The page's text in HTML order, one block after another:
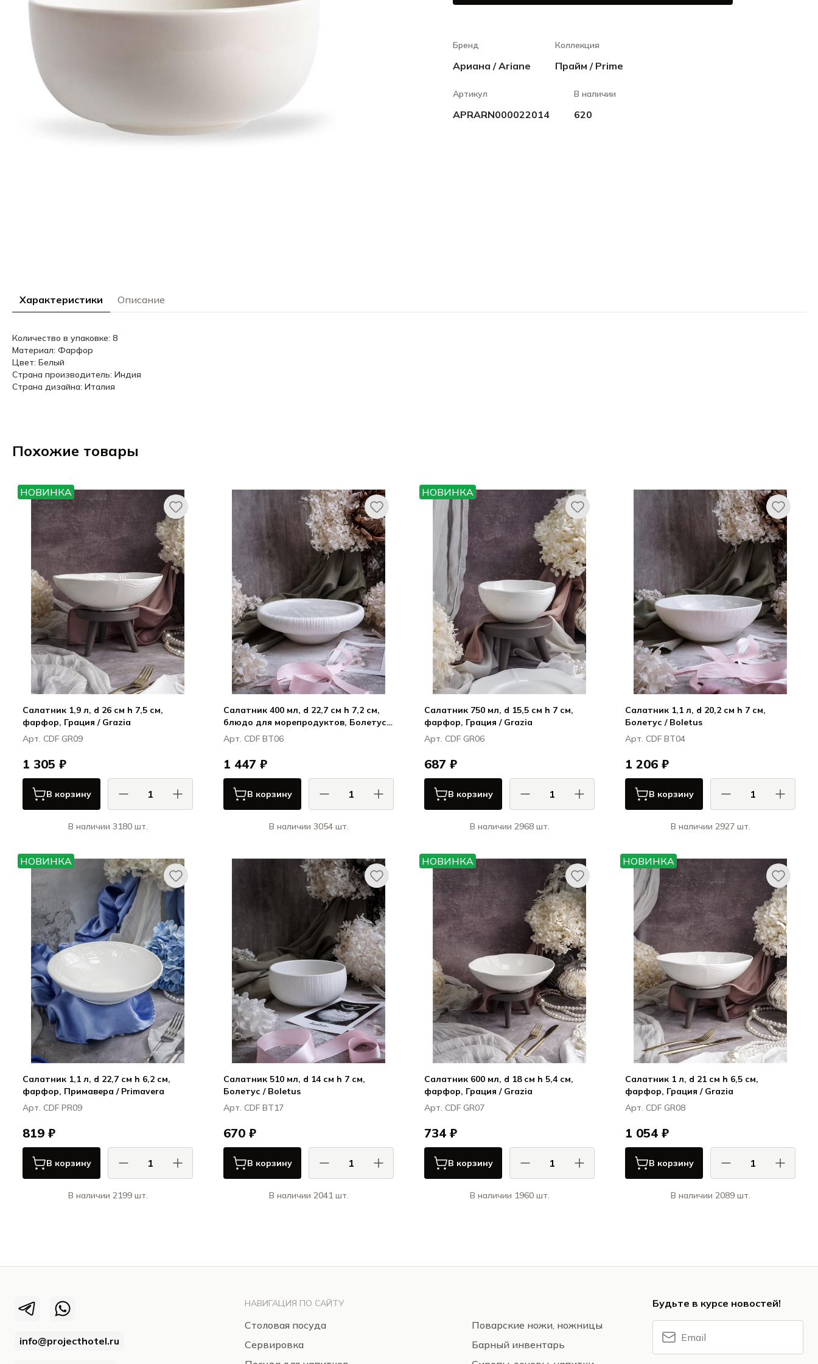
Все для гостиниц
Оборудование
Бренд
Ариана / Ariane
Коллекция
Прайм / Prime
Артикул
APRARN000022014
В наличии
620
Характеристики Описание
Количество в упаковке: 8
Материал: Фарфор
Цвет: Белый
Страна производитель: Индия
Страна дизайна: Италия
Похожие товары
НОВИНКА
Салатник 1,9 л, d 26 см h 7,5 см,
фарфор, Грация / Grazia
Арт. CDF GR09
1 305 ₽
В корзину
В наличии 3180 шт.
Грация / Grazia
Салатник 400 мл, d 22,7 см h 7,2 см,
блюдо для морепродуктов, Болетус /
Boletus
Арт. CDF BT06
1 447 ₽
В корзину
В наличии 3054 шт.
Болетус / Boletus
НОВИНКА
Салатник 750 мл, d 15,5 см h 7 см,
фарфор, Грация / Grazia
Арт. CDF GR06
687 ₽
В корзину
В наличии 2968 шт.
Грация / Grazia
Салатник 1,1 л, d 20,2 см h 7 см,
Болетус / Boletus
Арт. CDF BT04
1 206 ₽
В корзину
В наличии 2927 шт.
Болетус / Boletus
НОВИНКА
Салатник 1,1 л, d 22,7 см h 6,2 см,
фарфор, Примавера / Primavera
Арт. CDF PR09
819 ₽
В корзину
В наличии 2199 шт.
Салатник 510 мл, d 14 см h 7 см,
Болетус / Boletus
Арт. CDF BT17
670 ₽
В корзину
В наличии 2041 шт.
НОВИНКА
Салатник 600 мл, d 18 см h 5,4 см,
фарфор, Грация / Grazia
Арт. CDF GR07
734 ₽
В корзину
В наличии 1960 шт.
НОВИНКА
Салатник 1 л, d 21 см h 6,5 см,
фарфор, Грация / Grazia
Арт. CDF GR08
1 054 ₽
В корзину
В наличии 2089 шт.
info@projecthotel.ru
НАВИГАЦИЯ ПО САЙТУ
Столовая посуда
Сервировка
Поварские ножи, ножницы
Барный инвентарь
Будьте в курсе новостей!